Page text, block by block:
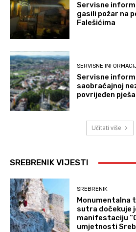
Servisne
gasili požar na
Falešićima
SERVISNE
Servisne
saobraćajnoj
povrijeđen
Učitati više
SREBRENIK VIJESTI
SREBRENIK
Monumentalna
sutra dočekuje
manifestaciju
umjetnosti